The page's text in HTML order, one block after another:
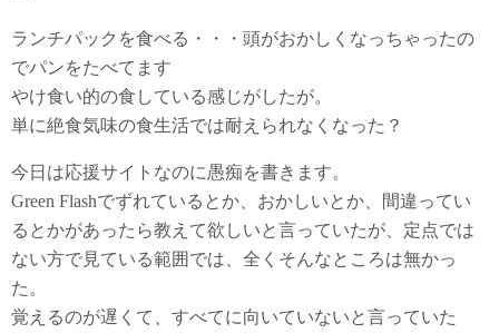
ランチパックを食べる・・・頭がおかしくなっちゃったの
でパンをたべてます
やけ食い的の食している感じがしたが。
単に絶食気味の食生活では耐えられなくなった？
今日は応援サイトなのに愚痴を書きます。
Green Flashでずれているとか、おかしいとか、間違ってい
るとかがあったら教えて欲しいと言っていたが、定点では
ない方で見ている範囲では、全くそんなところは無かっ
た。
覚えるのが遅くて、すべてに向いていないと言っていた